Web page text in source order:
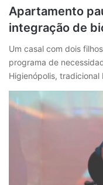
Apartamento
integração de
Um casal com dois
programa de
Higienópolis, tradicional